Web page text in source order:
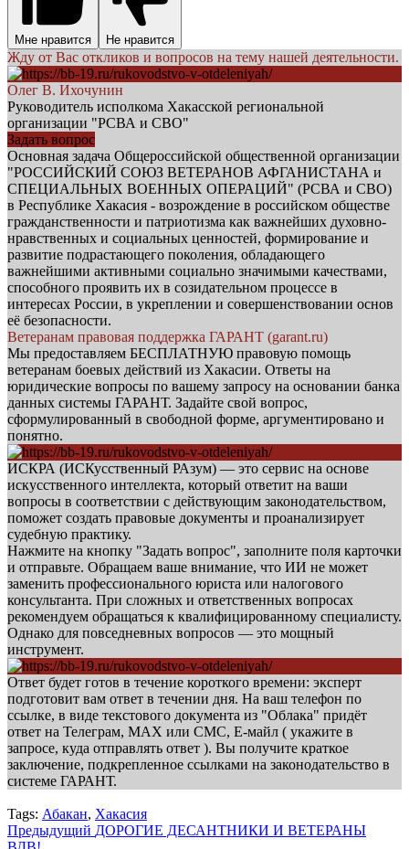
Мне нравится Не нравится
Жду от Вас откликов и вопросов на тему нашей деятельности.
Олег В. Ихочунин
Руководитель исполкома Хакасской региональной
организации "РСВА и СВО"
Задать вопрос
Основная задача Общероссийской общественной организации
"РОССИЙСКИЙ СОЮЗ ВЕТЕРАНОВ АФГАНИСТАНА и
СПЕЦИАЛЬНЫХ ВОЕННЫХ ОПЕРАЦИЙ" (РСВА и СВО)
в Республике Хакасия - возрождение в российском обществе
гражданственности и патриотизма как важнейших духовно-
нравственных и социальных ценностей, формирование и
развитие подрастающего поколения, обладающего
важнейшими активными социально значимыми качествами,
способного проявить их в созидательном процессе в
интересах России, в укреплении и совершенствовании основ
её безопасности.
Ветеранам правовая поддержка ГАРАНТ (garant.ru)
Мы предоставляем БЕСПЛАТНУЮ правовую помощь
ветеранам боевых действий из Хакасии. Ответы на
юридические вопросы по вашему запросу на основании банка
данных системы ГАРАНТ. Задайте свой вопрос,
сформулированный в свободной форме, аргументировано и
понятно.
ИСКРА (ИСКусственный РАзум) — это сервис на основе
искусственного интеллекта, который ответит на ваши
вопросы в соответствии с действующим законодательством,
поможет создать правовые документы и проанализирует
судебную практику.
Нажмите на кнопку "Задать вопрос", заполните поля карточки
и отправьте. Обращаем ваше внимание, что ИИ не может
заменить профессионального юриста или налогового
консультанта. При сложных и ответственных вопросах
рекомендуем обращаться к квалифицированному специалисту.
Однако для повседневных вопросов — это мощный
инструмент.
Ответ будет готов в течение короткого времени: эксперт
подготовит вам ответ в течении дня. На ваш телефон по
ссылке, в виде текстового документа из "Облака" придёт
ответ на Телеграм, МАХ или СМС, Е-майл ( укажите в
запросе, куда отправлять ответ ). Вы получите краткое
заключение, подкрепленное ссылками на законодательство в
системе ГАРАНТ.
Tags: Абакан, Хакасия
Навигация
Предыдущий ДОРОГИЕ ДЕСАНТНИКИ И ВЕТЕРАНЫ